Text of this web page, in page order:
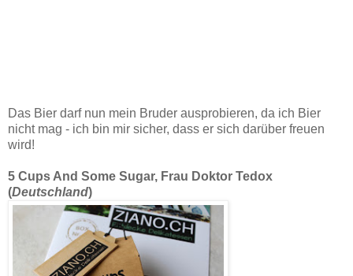
Das Bier darf nun mein Bruder ausprobieren, da ich Bier
nicht mag - ich bin mir sicher, dass er sich darüber freuen
wird!
5 Cups And Some Sugar, Frau Doktor Tedox
(Deutschland)